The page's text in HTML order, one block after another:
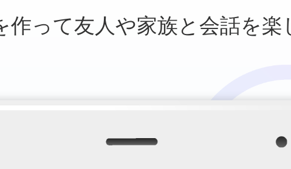
作って友人や家族と会話を楽